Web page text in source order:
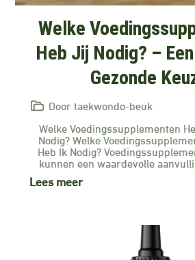
Welke
Heb Jij Nodig? –
Gezonde
Door taekwondo-beuk
Welke Voedingssupplementen
Nodig? Welke
Heb Ik Nodig?
kunnen een waardevolle
Lees meer